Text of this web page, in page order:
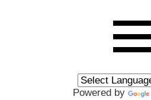
Powered by